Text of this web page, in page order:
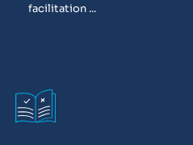
facilitation ...